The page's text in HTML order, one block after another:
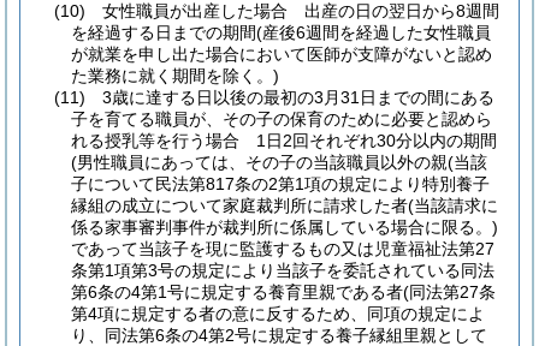
(10)
女性職員が出産した場合 出産の日の翌日から8週間
を経過する日までの期間(産後6週間を経過した女性職員
が就業を申し出た場合において医師が支障がないと認め
た業務に就く期間を除く。)
(11)
3歳に達する日以後の最初の3月31日までの間にある
子を育てる職員が、その子の保育のために必要と認めら
れる授乳等を行う場合 1日2回それぞれ30分以内の期間
(男性職員にあっては、その子の当該職員以外の親(当該
子について民法第817条の2第1項の規定により特別養子
縁組の成立について家庭裁判所に請求した者(当該請求に
係る家事審判事件が裁判所に係属している場合に限る。)
であって当該子を現に監護するもの又は児童福祉法第27
条第1項第3号の規定により当該子を委託されている同法
第6条の4第1号に規定する養育里親である者(同法第27条
第4項に規定する者の意に反するため、同項の規定によ
り、同法第6条の4第2号に規定する養子縁組里親として